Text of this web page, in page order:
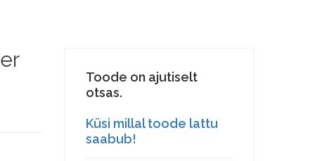
Toode on ajutiselt
otsas.
Küsi millal toode lattu
saabub!